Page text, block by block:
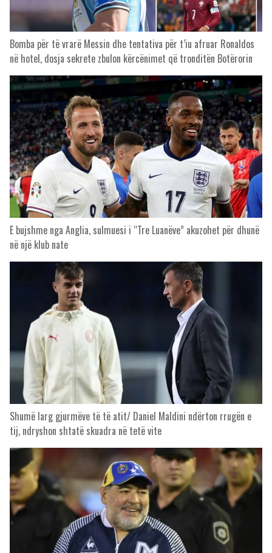
Bomba për të vrarë Messin dhe tentativa për t’iu afruar Ronaldos
në hotel, dosja sekrete zbulon kërcënimet që tronditën Botërorin
E bujshme nga Anglia, sulmuesi i “Tre Luanëve” akuzohet për dhunë
në një klub nate
Shumë larg gjurmëve të të atit/ Daniel Maldini ndërton rrugën e
tij, ndryshon shtatë skuadra në tetë vite